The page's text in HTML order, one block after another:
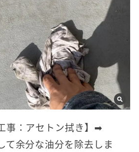
事：アセトン拭き】➡
て余分な油分を除去しま